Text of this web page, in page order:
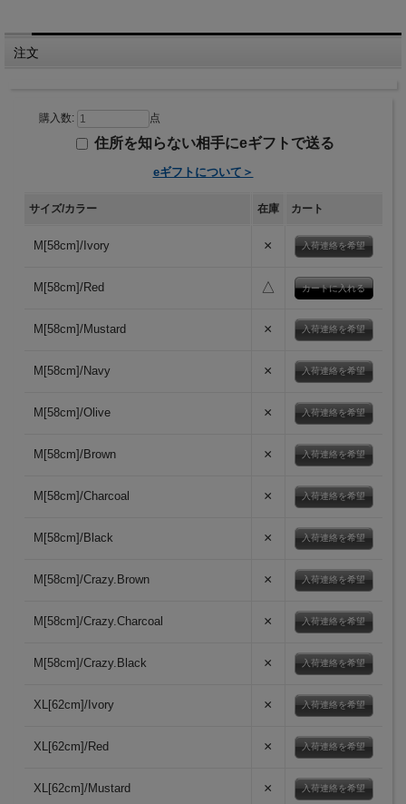
注文
購入数: 点
住所を知らない相手にeギフトで送る
eギフトについて＞
サイズ/カラー 在庫 カート
M[58cm]/Ivory × 入荷連絡を希望
M[58cm]/Red △
M[58cm]/Mustard × 入荷連絡を希望
M[58cm]/Navy × 入荷連絡を希望
M[58cm]/Olive × 入荷連絡を希望
M[58cm]/Brown × 入荷連絡を希望
M[58cm]/Charcoal × 入荷連絡を希望
M[58cm]/Black × 入荷連絡を希望
M[58cm]/Crazy.Brown × 入荷連絡を希望
M[58cm]/Crazy.Charcoal × 入荷連絡を希望
M[58cm]/Crazy.Black × 入荷連絡を希望
XL[62cm]/Ivory × 入荷連絡を希望
XL[62cm]/Red × 入荷連絡を希望
XL[62cm]/Mustard × 入荷連絡を希望